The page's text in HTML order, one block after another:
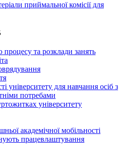
приймальної комісії для
процесу та розклади занять
університету для навчання осіб з
потребами
університету
академічної мобільності
працевлаштування